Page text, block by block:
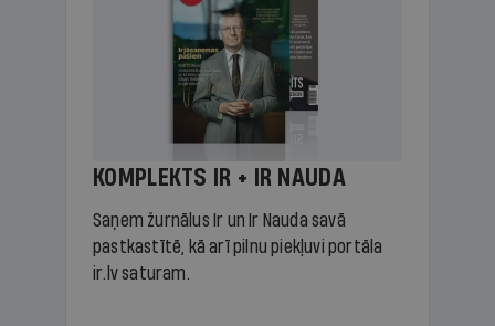
KOMPLEKTS IR + IR NAUDA
Saņem žurnālus Ir un Ir Nauda savā
pastkastītē, kā arī pilnu piekļuvi portāla
ir.lv saturam.